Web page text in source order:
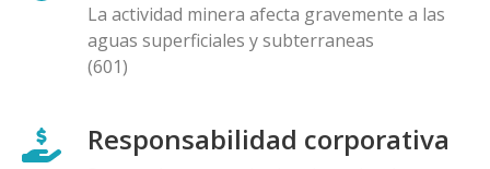
La actividad minera afecta gravemente a las
aguas superficiales y subterraneas
(601)
Responsabilidad corporativa